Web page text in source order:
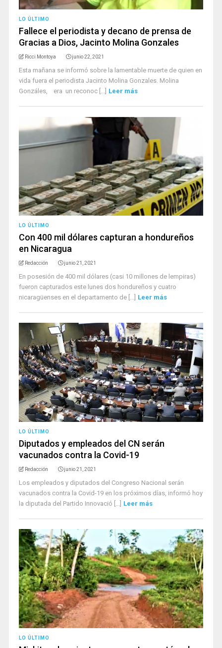
LO ÚLTIMO
Fallece el periodista y decano de prensa de
Gracias a Dios, Jacinto Molina Gonzales
Ricci Montoya junio 22, 2021
Esta mañana se informó sobre la lamentable muerte de quien en
vida fuera el periodista Jacinto Molina Gonzales. Molina
Gonzáles, era un reconoc [...] Leer más
LO ÚLTIMO
Con 400 mil dólares capturan a hondureños
en Nicaragua
Redacción junio 21, 2021
En posesión de 400 mil dólares (casi 10 millones de lempiras)
fueron capturados este lunes dos hondureños y cuatro
nicaragüenses en el departamento de [...] Leer más
LO ÚLTIMO
Diputados y empleados del CN serán
vacunados contra la Covid-19
Redacción junio 21, 2021
Los empleados y diputados del Congreso Nacional serán
vacunados contra la Covid-19 en los próximos días, informó hoy
la diputada del Partido Innovació [...] Leer más
LO ÚLTIMO